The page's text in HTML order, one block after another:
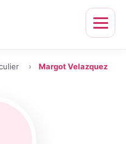
Ouvrir
Margot Velazquez